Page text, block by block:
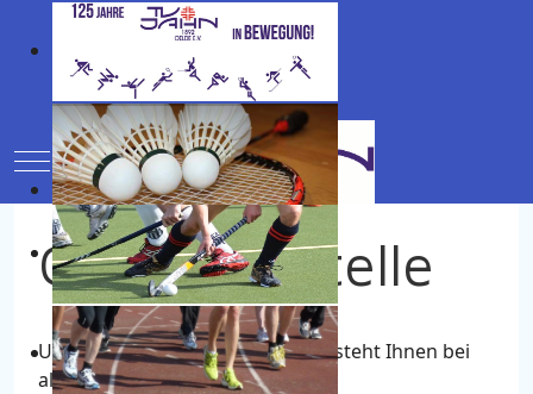
Mobile Menu Toggle
Geschäftsstelle
Unsere TV Jahn Geschäftsstellen steht Ihnen bei
allen Fragen gern zur Verfügung.